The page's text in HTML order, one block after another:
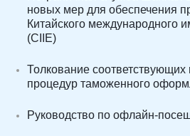
новых мер для обеспечения
Китайского международного
(CIIE)
Толкование
процедур таможенного
Руководство по офлайн-